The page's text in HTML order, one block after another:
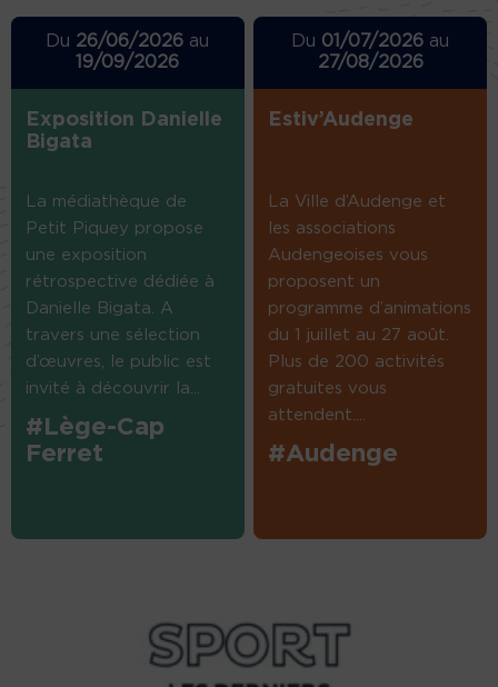
Du 26/06/2026 au
19/09/2026
Exposition Danielle
Bigata
La médiathèque de
Petit Piquey propose
une exposition
rétrospective dédiée à
Danielle Bigata. A
travers une sélection
d’œuvres, le public est
invité à découvrir la...
#Lège-Cap
Ferret
Du 01/07/2026 au
27/08/2026
Estiv’Audenge
La Ville d’Audenge et
les associations
Audengeoises vous
proposent un
programme d’animations
du 1 juillet au 27 août.
Plus de 200 activités
gratuites vous
attendent....
#Audenge